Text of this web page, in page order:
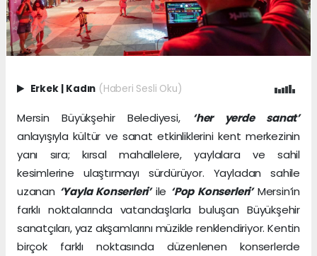
Erkek | Kadın (Haberi Sesli Oku)
Mersin Büyükşehir Belediyesi, ‘her yerde sanat’
anlayışıyla kültür ve sanat etkinliklerini kent merkezinin
yanı sıra; kırsal mahallelere, yaylalara ve sahil
kesimlerine ulaştırmayı sürdürüyor. Yayladan sahile
uzanan ‘Yayla Konserleri’ile ‘Pop Konserleri’Mersin’in
farklı noktalarında vatandaşlarla buluşan Büyükşehir
sanatçıları, yaz akşamlarını müzikle renklendiriyor. Kentin
birçok farklı noktasında düzenlenen konserlerde